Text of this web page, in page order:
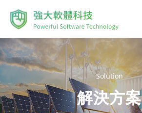
Solution
解決方案